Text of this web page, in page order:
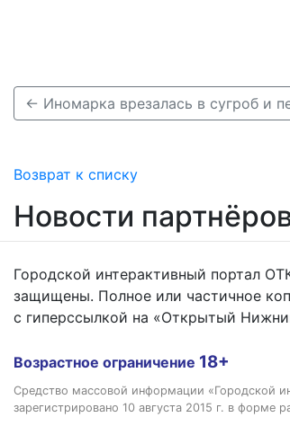
Возврат к списку
Новости
Городской интерактивный портал
защищены. Полное или частичное
с гиперссылкой на «Открытый
Возрастное ограничение 18+
Средство массовой информации «Городской
зарегистрировано 10 августа 2015 г. в форме